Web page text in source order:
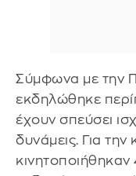
Σύμφωνα με την
εκδηλώθηκε
έχουν σπεύσει
δυνάμεις. Για